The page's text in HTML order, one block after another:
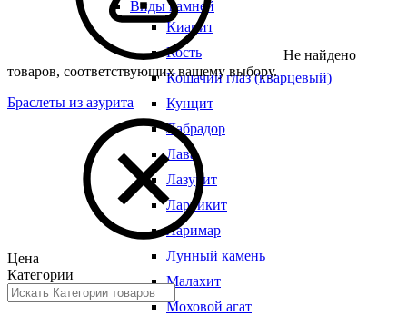
Виды камней
Кианит
Кость
Кошачий глаз (кварцевый)
Кунцит
Лабрадор
Лава
Лазурит
Ларвикит
Ларимар
Лунный камень
Малахит
Моховой агат
Не найдено
товаров, соответствующих вашему выбору.
Браслеты из азурита
Цена
Категории